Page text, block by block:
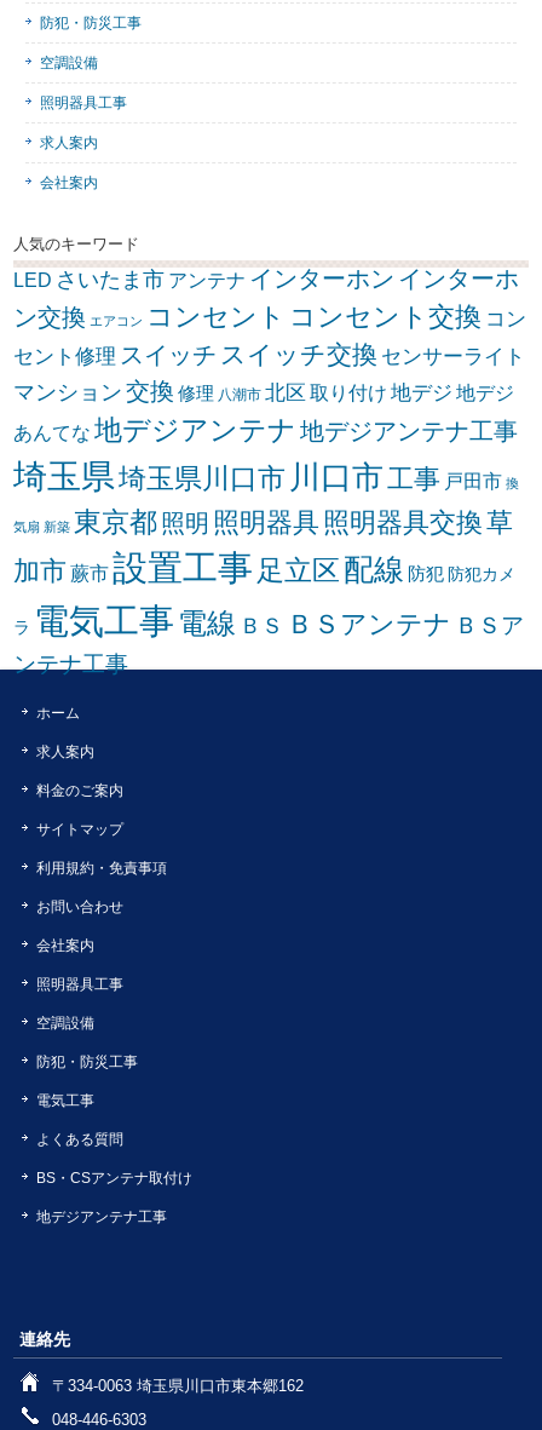
防犯・防災工事
空調設備
照明器具工事
求人案内
会社案内
人気のキーワード
LED さいたま市 アンテナ インターホン インターホ
ン交換 エアコン コンセント コンセント交換 コン
セント修理 スイッチ スイッチ交換 センサーライト
マンション 交換 修理 八潮市 北区 取り付け 地デジ 地デジ
あんてな 地デジアンテナ 地デジアンテナ工事
埼玉県埼玉県川口市 川口市工事 戸田市 換
気扇 新築 東京都照明 照明器具 照明器具交換草
加市 蕨市設置工事 足立区配線 防犯 防犯カメ
ラ 電気工事 電線 ＢＳ ＢＳアンテナ ＢＳア
ンテナ工事
ホーム
求人案内
料金のご案内
サイトマップ
利用規約・免責事項
お問い合わせ
会社案内
照明器具工事
空調設備
防犯・防災工事
電気工事
よくある質問
BS・CSアンテナ取付け
地デジアンテナ工事
連絡先
〒334-0063 埼玉県川口市東本郷162
048-446-6303